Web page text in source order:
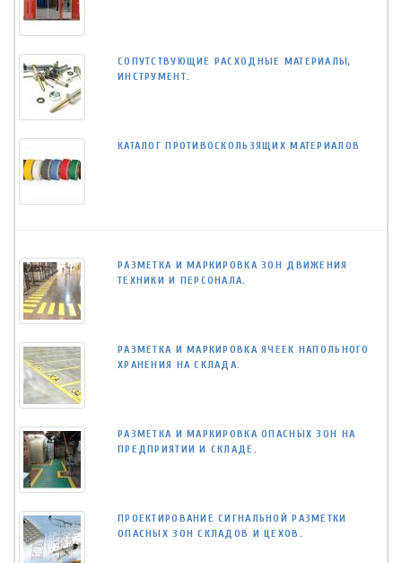
СОПУТСТВУЮЩИЕ РАСХОДНЫЕ МАТЕРИАЛЫ,
ИНСТРУМЕНТ.
КАТАЛОГ ПРОТИВОСКОЛЬЗЯЩИХ МАТЕРИАЛОВ
РАЗМЕТКА И МАРКИРОВКА ЗОН ДВИЖЕНИЯ
ТЕХНИКИ И ПЕРСОНАЛА.
РАЗМЕТКА И МАРКИРОВКА ЯЧЕЕК НАПОЛЬНОГО
ХРАНЕНИЯ НА СКЛАДА.
РАЗМЕТКА И МАРКИРОВКА ОПАСНЫХ ЗОН НА
ПРЕДПРИЯТИИ И СКЛАДЕ.
ПРОЕКТИРОВАНИЕ СИГНАЛЬНОЙ РАЗМЕТКИ
ОПАСНЫХ ЗОН СКЛАДОВ И ЦЕХОВ.